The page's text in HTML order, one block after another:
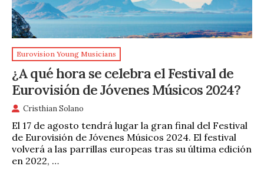
Eurovision Young Musicians
¿A qué hora se celebra el Festival de
Eurovisión de Jóvenes Músicos 2024?
Cristhian Solano
El 17 de agosto tendrá lugar la gran final del Festival
de Eurovisión de Jóvenes Músicos 2024. El festival
volverá a las parrillas europeas tras su última edición
en 2022, …